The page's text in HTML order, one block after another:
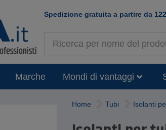
Spedizione gratuita a partire da
Marche Mondi di vantaggi
Home Tubi Isolanti